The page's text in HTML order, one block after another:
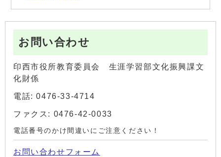
お問い合わせ
印西市役所教育委員会 生涯学習部文化振興課文
化財係
電話: 0476-33-4714
ファクス: 0476-42-0033
電話番号のかけ間違いにご注意ください！
お問い合わせフォーム